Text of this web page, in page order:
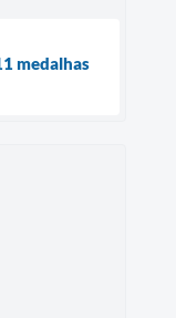
medalhas